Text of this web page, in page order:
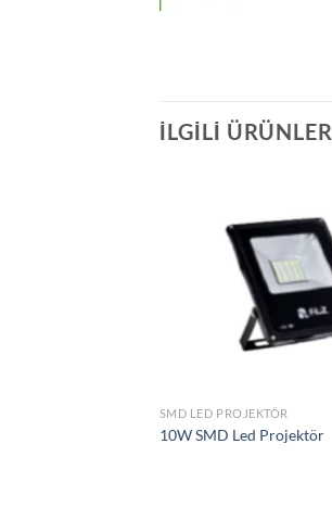
İLGILI ÜRÜNLER
SMD LED PROJEKTÖR
10W SMD Led Projektör